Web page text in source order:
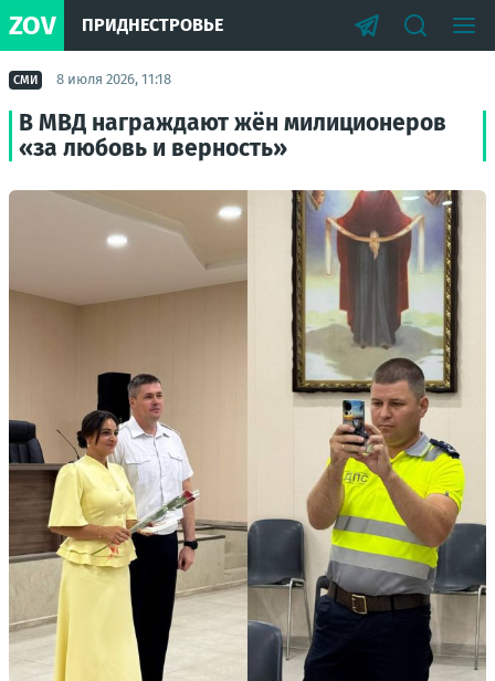
ZOV ПРИДНЕСТРОВЬЕ
СМИ 8 июля 2026, 11:18
В МВД награждают жён милиционеров
«за любовь и верность»